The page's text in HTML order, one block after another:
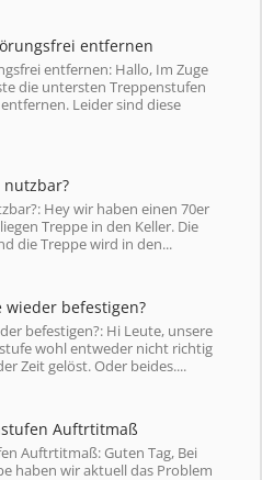
entfernen
entfernen: Hallo, Im Zuge
die untersten Treppenstufen
Leider sind diese
Hey wir haben einen 70er
Treppe in den Keller. Die
die Treppe wird in den...
befestigen?
befestigen?: Hi Leute, unsere
wohl entweder nicht richtig
Zeit gelöst. Oder beides....
Auftrtitmaß
Auftrtitmaß: Guten Tag, Bei
haben wir aktuell das Problem